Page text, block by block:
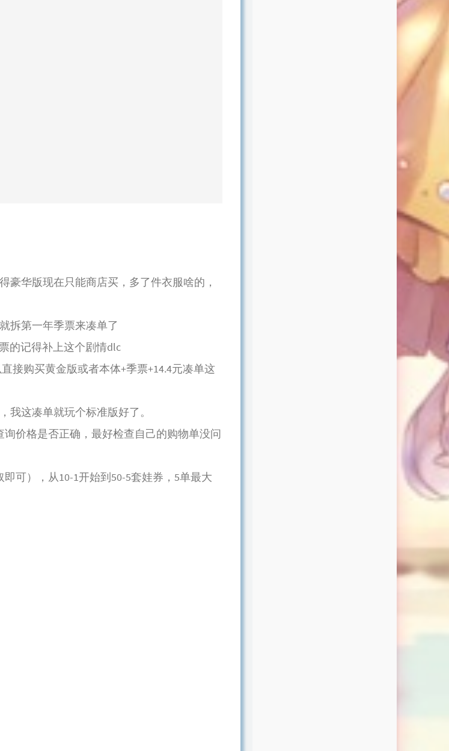
豪华版现在只能商店买，多了件衣服啥的，
拆第一年季票来凑单了
的记得补上这个剧情dlc
接购买黄金版或者本体+季票+14.4元凑单这
我这凑单就玩个标准版好了。
价格是否正确，最好检查自己的购物单没问
可），从10-1开始到50-5套娃券，5单最大